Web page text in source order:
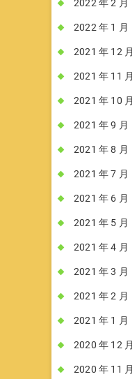
2022 年 2 月
2022 年 1 月
2021 年 12 月
2021 年 11 月
2021 年 10 月
2021 年 9 月
2021 年 8 月
2021 年 7 月
2021 年 6 月
2021 年 5 月
2021 年 4 月
2021 年 3 月
2021 年 2 月
2021 年 1 月
2020 年 12 月
2020 年 11 月